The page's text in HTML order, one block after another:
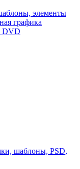
элементы
графика
DVD